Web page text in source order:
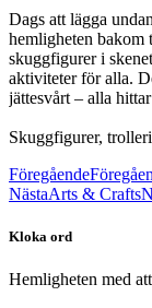
Dags att lägga
hemligheten bakom
skuggfigurer i
aktiviteter för alla.
jättesvårt – alla
Skuggfigurer,
Föregående
NästaArts & Crafts
Kloka ord
Hemligheten med